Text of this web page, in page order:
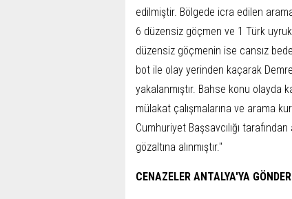
edilmiştir. Bölgede icra edilen
6 düzensiz göçmen ve 1 Türk
düzensiz göçmenin ise cansız
bot ile olay yerinden kaçarak
yakalanmıştır. Bahse konu olayda
mülakat çalışmalarına ve arama
Cumhuriyet Başsavcılığı
gözaltına alınmıştır."
CENAZELER ANTALYA'YA